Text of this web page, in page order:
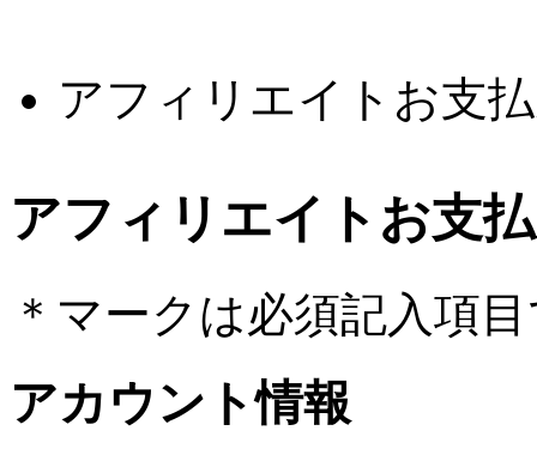
アフィリエイトお支
アフィリエイトお支
＊ マークは必須記入項
アカウント情報